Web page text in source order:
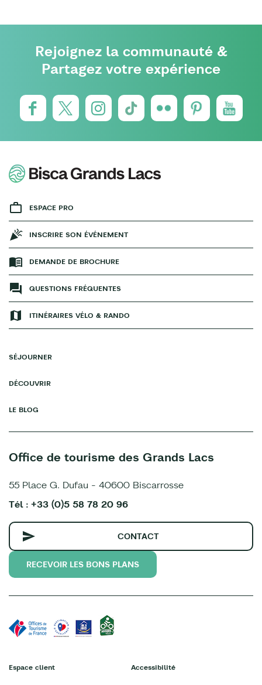
Rejoignez la communauté &
Partagez votre expérience
ESPACE PRO
INSCRIRE SON ÉVÉNEMENT
DEMANDE DE BROCHURE
QUESTIONS FRÉQUENTES
ITINÉRAIRES VÉLO & RANDO
SÉJOURNER
DÉCOUVRIR
LE BLOG
Office de tourisme des Grands Lacs
55 Place G. Dufau - 40600 Biscarrosse
Tél : +33 (0)5 58 78 20 96
CONTACT
RECEVOIR LES BONS PLANS
Espace client Accessibilité